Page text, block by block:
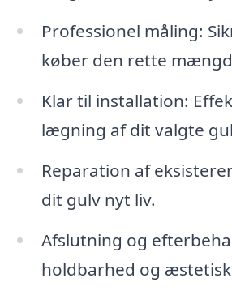
Professionel måling:
køber den rette
Klar til installation:
lægning af dit valgte
Reparation af
dit gulv nyt liv.
Afslutning og
holdbarhed og